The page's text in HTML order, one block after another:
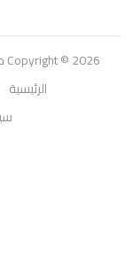
Copyright © 2026
الرئيسية